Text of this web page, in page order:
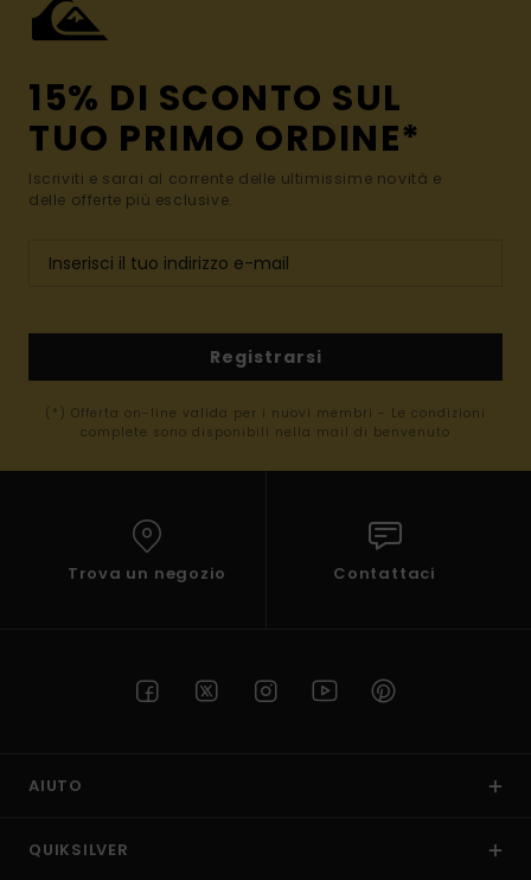
15% DI SCONTO SUL
TUO PRIMO ORDINE*
Iscriviti e sarai al corrente delle ultimissime novità e
delle offerte più esclusive.
Registrarsi
(*) Offerta on-line valida per i nuovi membri - Le condizioni
complete sono disponibili nella mail di benvenuto
Trova un negozio Contattaci
AIUTO
QUIKSILVER